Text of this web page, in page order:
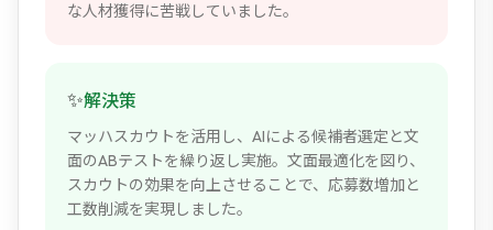
な人材獲得に苦戦していました。
✨解決策
マッハスカウトを活用し、AIによる候補者選定と文
面のABテストを繰り返し実施。文面最適化を図り、
スカウトの効果を向上させることで、応募数増加と
工数削減を実現しました。